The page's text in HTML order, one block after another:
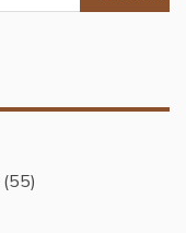
(55)